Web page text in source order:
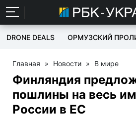
DRONE DEALS ОРМУЗСКИЙ
Главная » Новости » В мире
Финляндия
пошлины на весь
России в ЕС